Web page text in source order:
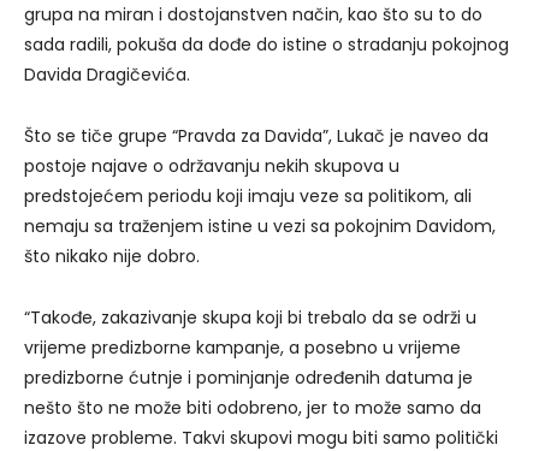
grupa na miran i dostojanstven način, kao što su to do
sada radili, pokuša da dođe do istine o stradanju pokojnog
Davida Dragičevića.
Što se tiče grupe “Pravda za Davida”, Lukač je naveo da
postoje najave o održavanju nekih skupova u
predstojećem periodu koji imaju veze sa politikom, ali
nemaju sa traženjem istine u vezi sa pokojnim Davidom,
što nikako nije dobro.
“Takođe, zakazivanje skupa koji bi trebalo da se održi u
vrijeme predizborne kampanje, a posebno u vrijeme
predizborne ćutnje i pominjanje određenih datuma je
nešto što ne može biti odobreno, jer to može samo da
izazove probleme. Takvi skupovi mogu biti samo politički